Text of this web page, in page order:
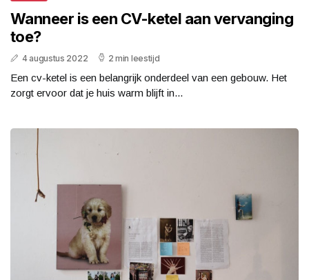
Wanneer is een CV-ketel aan vervanging
toe?
4 augustus 2022 2 min leestijd
Een cv-ketel is een belangrijk onderdeel van een gebouw. Het
zorgt ervoor dat je huis warm blijft in...